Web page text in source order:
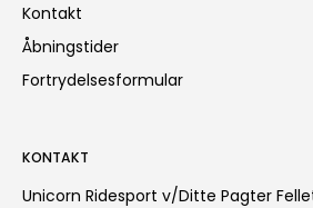
Kontakt
Åbningstider
Fortrydelsesformular
KONTAKT
Unicorn Ridesport v/Ditte Pagter